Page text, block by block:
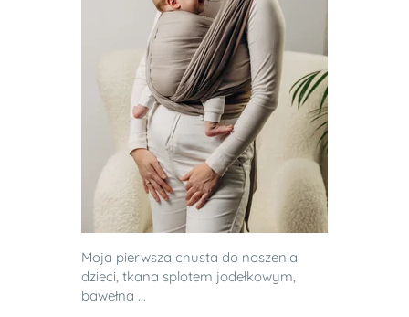
Moja pierwsza chusta do noszenia
dzieci, tkana splotem jodełkowym,
bawełna ...